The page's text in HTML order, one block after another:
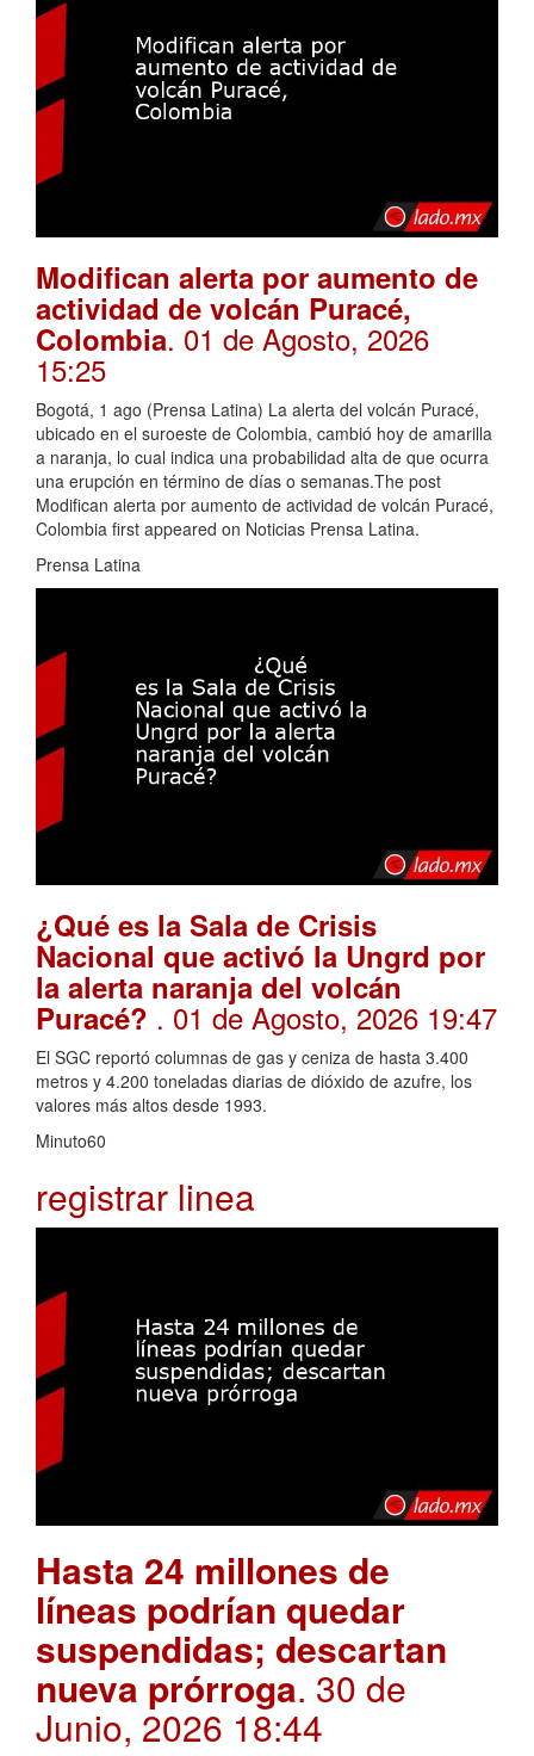
Modifican alerta por aumento de
actividad de volcán Puracé,
Colombia. 01 de Agosto, 2026
15:25
Bogotá, 1 ago (Prensa Latina) La alerta del volcán Puracé,
ubicado en el suroeste de Colombia, cambió hoy de amarilla
a naranja, lo cual indica una probabilidad alta de que ocurra
una erupción en término de días o semanas.The post
Modifican alerta por aumento de actividad de volcán Puracé,
Colombia first appeared on Noticias Prensa Latina.
Prensa Latina
¿Qué es la Sala de Crisis
Nacional que activó la Ungrd por
la alerta naranja del volcán
Puracé? . 01 de Agosto, 2026 19:47
El SGC reportó columnas de gas y ceniza de hasta 3.400
metros y 4.200 toneladas diarias de dióxido de azufre, los
valores más altos desde 1993.
Minuto60
registrar linea
Hasta 24 millones de
líneas podrían quedar
suspendidas; descartan
nueva prórroga. 30 de
Junio, 2026 18:44